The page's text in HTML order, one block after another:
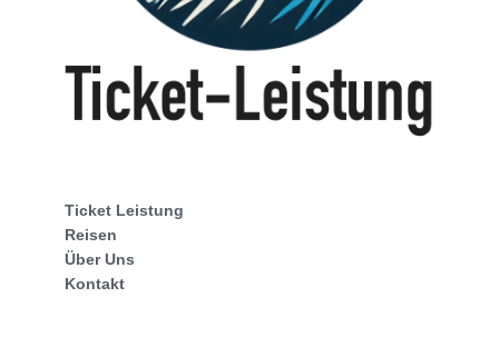
Ticket Leistung
Reisen
Über Uns
Kontakt